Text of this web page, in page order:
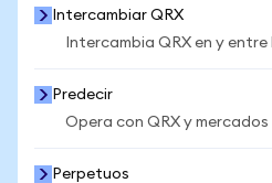
Intercambiar QRX
Intercambia QRX en y
Predecir
Opera con QRX y
Perpetuos